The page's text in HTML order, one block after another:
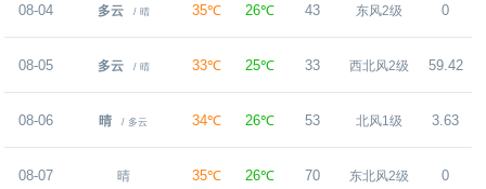
08-04 多云 / 晴 35℃ 26℃ 43 东风2级 0
08-05 多云 / 晴 33℃ 25℃ 33 西北风2级 59.42
08-06 晴 / 多云 34℃ 26℃ 53 北风1级 3.63
08-07 晴 35℃ 26℃ 70 东北风2级 0